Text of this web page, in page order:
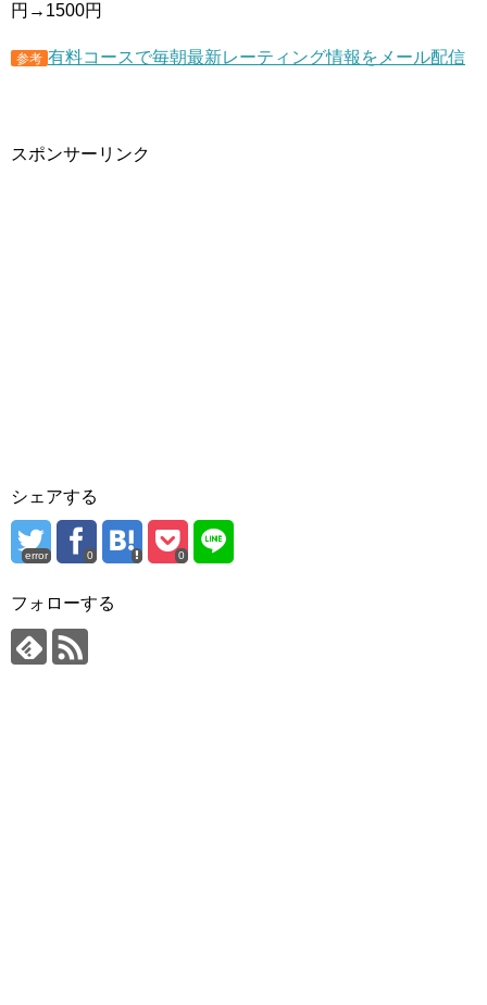
円→1500円
参考 有料コースで毎朝最新レーティング情報をメール配信
スポンサーリンク
シェアする
error 0 0
フォローする